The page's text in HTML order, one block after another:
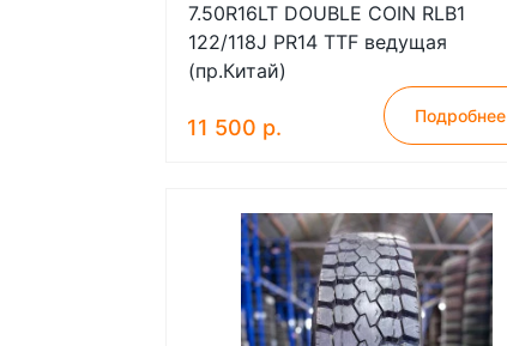
7.50R16LT DOUBLE COIN RLB1
122/118J PR14 TTF ведущая
(пр.Китай)
11 500 р. Подробнее